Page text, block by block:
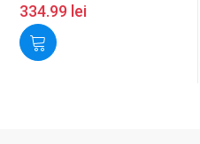
334.99 lei